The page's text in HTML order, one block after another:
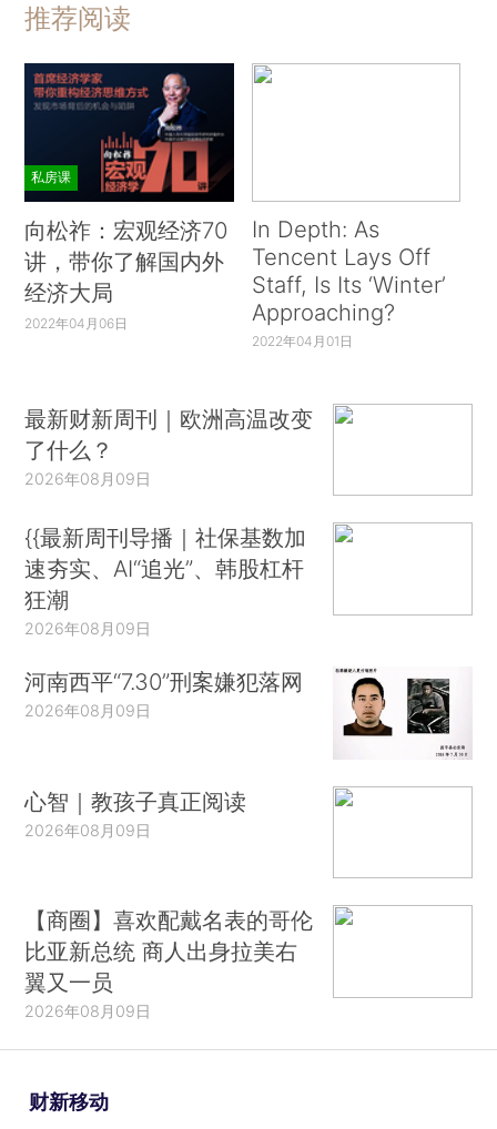
推荐阅读
私房课
向松祚：宏观经济70
讲，带你了解国内外
经济大局
2022年04月06日
In Depth: As
Tencent Lays Off
Staff, Is Its ‘Winter’
Approaching?
2022年04月01日
最新财新周刊｜欧洲高温改变
了什么？
2026年08月09日
{{最新周刊导播｜社保基数加
速夯实、AI“追光”、韩股杠杆
狂潮
2026年08月09日
河南西平“7.30”刑案嫌犯落网
2026年08月09日
心智｜教孩子真正阅读
2026年08月09日
【商圈】喜欢配戴名表的哥伦
比亚新总统 商人出身拉美右
翼又一员
2026年08月09日
财新移动